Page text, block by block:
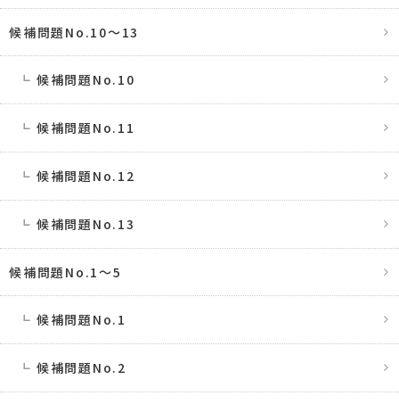
候補問題No.10〜13
候補問題No.10
候補問題No.11
候補問題No.12
候補問題No.13
候補問題No.1〜5
候補問題No.1
候補問題No.2